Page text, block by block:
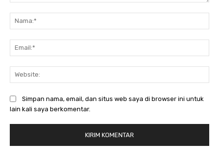
Simpan nama, email, dan situs web saya di browser ini untuk
lain kali saya berkomentar.